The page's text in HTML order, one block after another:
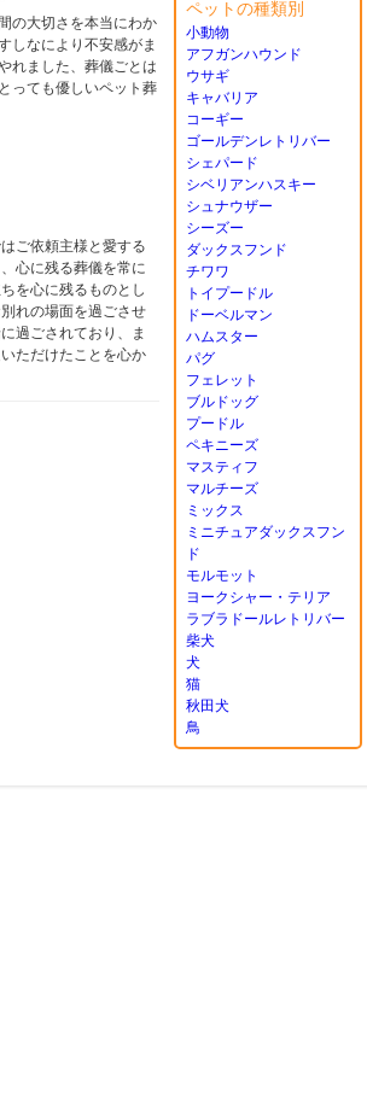
の大切さを本当にわか
しなにより不安感がま
れました、葬儀ごとは
っても優しいペット葬
ご依頼主様と愛する
心に残る葬儀を常に
を心に残るものとし
れの場面を過ごさせ
過ごされており、ま
ただけたことを心か
ペットの種類別
小動物
アフガンハウンド
ウサギ
キャバリア
コーギー
ゴールデンレトリバー
シェパード
シベリアンハスキー
シュナウザー
シーズー
ダックスフンド
チワワ
トイプードル
ドーベルマン
ハムスター
パグ
フェレット
ブルドッグ
プードル
ペキニーズ
マスティフ
マルチーズ
ミックス
ミニチュアダックスフン
ド
モルモット
ヨークシャー・テリア
ラブラドールレトリバー
柴犬
犬
猫
秋田犬
鳥